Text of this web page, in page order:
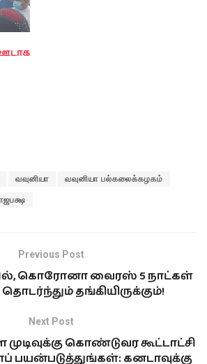
வவுனியா வவுனியா பல்கலைக்கழகம்
Previous Post
கொரோனா வைரஸ் 5 நாட்கள்
தங்கியிருக்கும்!
Next Post
கொண்டுவர கூட்டாட்சி
பயன்படுத்துங்கள்: கனடாவுக்கு